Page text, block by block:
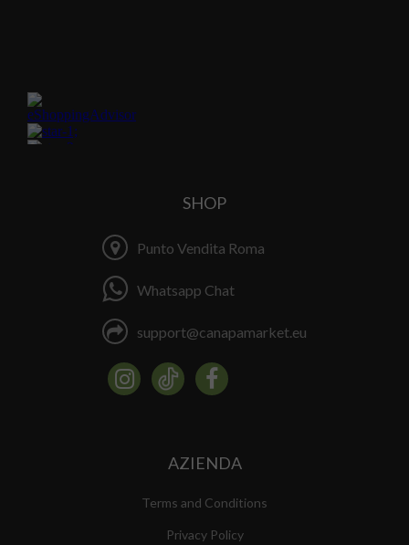
SHOP
Punto Vendita Roma
Whatsapp Chat
support@canapamarket.eu
AZIENDA
Terms and Conditions
Privacy Policy